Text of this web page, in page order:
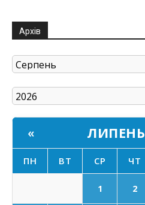
Архів
« ЛИПЕНЬ
ПН ВТ СР ЧТ
1 2